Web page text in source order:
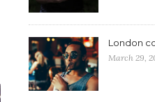
London
March 29,